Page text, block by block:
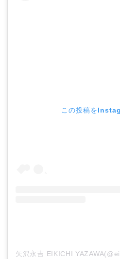
この投稿を